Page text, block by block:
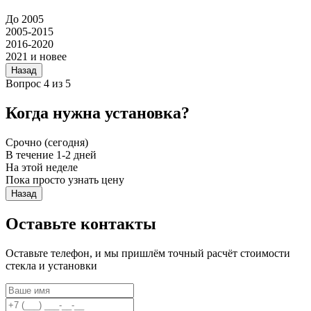
До 2005
2005-2015
2016-2020
2021 и новее
Назад
Вопрос 4 из 5
Когда нужна установка?
Срочно (сегодня)
В течение 1-2 дней
На этой неделе
Пока просто узнать цену
Назад
Оставьте контакты
Оставьте телефон, и мы пришлём точный расчёт стоимости
стекла и установки